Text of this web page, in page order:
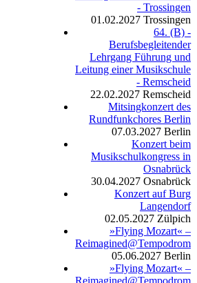
- Trossingen
01.02.2027 Trossingen
64. (B) -
Berufsbegleitender
Lehrgang Führung und
Leitung einer Musikschule
- Remscheid
22.02.2027 Remscheid
Mitsingkonzert des
Rundfunkchores Berlin
07.03.2027 Berlin
Konzert beim
Musikschulkongress in
Osnabrück
30.04.2027 Osnabrück
Konzert auf Burg
Langendorf
02.05.2027 Zülpich
»Flying Mozart« –
Reimagined@Tempodrom
05.06.2027 Berlin
»Flying Mozart« –
Reimagined@Tempodrom